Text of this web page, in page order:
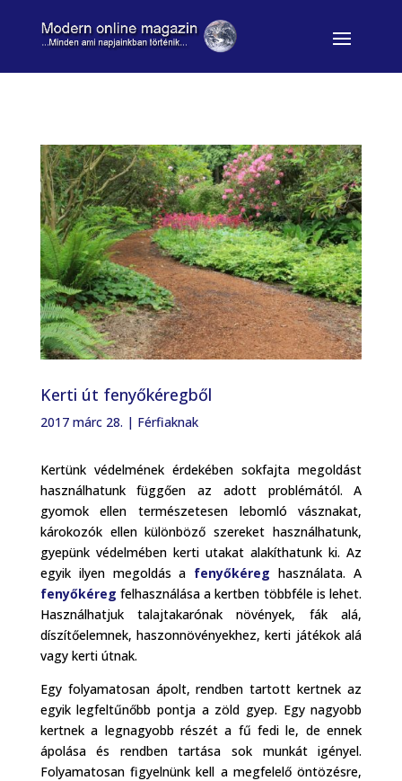
Kerti út fenyőkéregből
2017 márc 28. | Férfiaknak
Kertünk védelmének érdekében sokfajta megoldást
használhatunk függően az adott problémától. A
gyomok ellen természetesen lebomló vásznakat,
károkozók ellen különböző szereket használhatunk,
gyepünk védelmében kerti utakat alakíthatunk ki. Az
egyik ilyen megoldás a fenyőkéreg használata. A
fenyőkéreg felhasználása a kertben többféle is lehet.
Használhatjuk talajtakarónak növények, fák alá,
díszítőelemnek, haszonnövényekhez, kerti játékok alá
vagy kerti útnak.
Egy folyamatosan ápolt, rendben tartott kertnek az
egyik legfeltűnőbb pontja a zöld gyep. Egy nagyobb
kertnek a legnagyobb részét a fű fedi le, de ennek
ápolása és rendben tartása sok munkát igényel.
Folyamatosan figyelnünk kell a megfelelő öntözésre,